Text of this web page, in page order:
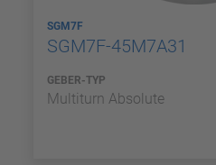
SGM7F
SGM7F-45M7A31
GEBER-TYP
Multiturn Absolute